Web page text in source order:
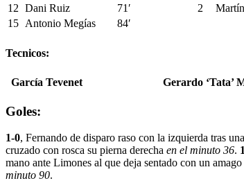
12 Dani Ruiz 71′ 2
15 Antonio Megías 84′
Tecnicos:
García Tevenet Gerardo ‘Tata’
Goles:
1-0, Fernando de disparo raso con la izquierda tras
cruzado con rosca su pierna derecha en el minuto 36.
mano ante Limones al que deja sentado con un
minuto 90.